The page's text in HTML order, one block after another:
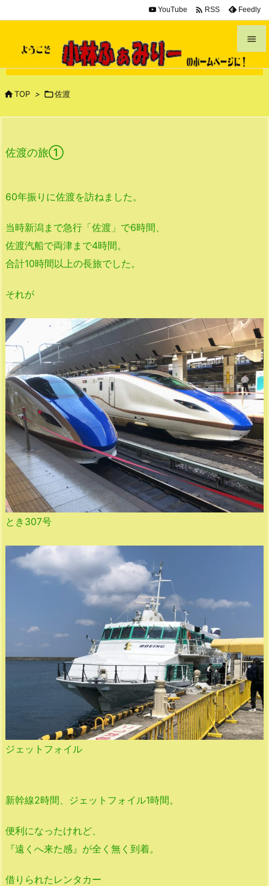


メニュ
YouTube  RSS Feedly
TOP > 佐渡
佐渡の旅①
60年振りに佐渡を訪ねました。
当時新潟まで急行「佐渡」で6時間、
佐渡汽船で両津まで4時間。
合計10時間以上の長旅でした。
それが
とき307号
ジェットフォイル
新幹線2時間、ジェットフォイル1時間。
便利になったけれど、
『遠くへ来た感』が全く無く到着。
借りられたレンタカー